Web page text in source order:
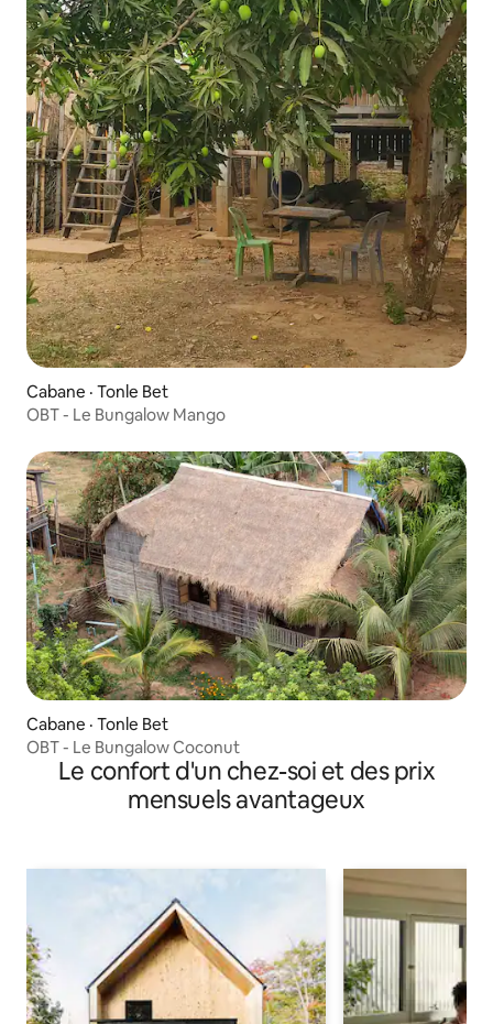
Cabane · Tonle Bet
OBT - Le Bungalow Mango
Cabane · Tonle Bet
OBT - Le Bungalow Coconut
Le confort d'un chez-soi et des prix
mensuels avantageux